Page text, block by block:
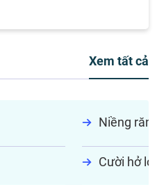
Xem tất cả
Niềng
Cười hở lợi